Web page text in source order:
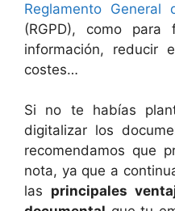
Reglamento
(RGPD), como
información, reducir
costes…
Si no te habías
digitalizar los
recomendamos que
nota, ya que a
las principales